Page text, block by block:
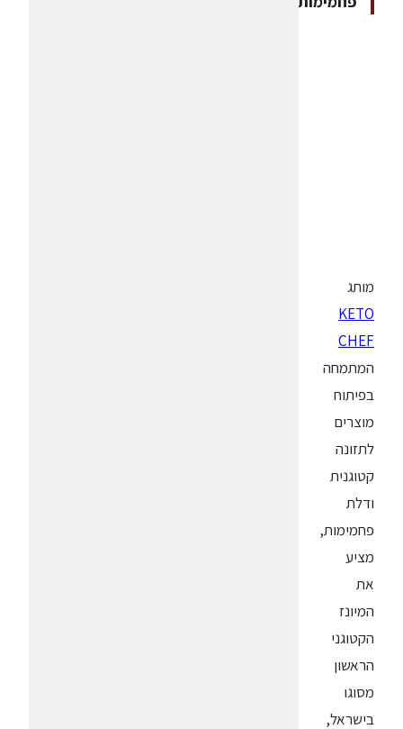
מותג
KETO
CHEF
המתמחה
בפיתוח
מוצרים
לתזונה
קטוגנית
ודלת
פחמימות,
מציע
את
המיונז
הקטוגני
הראשון
מסוגו
בישראל,